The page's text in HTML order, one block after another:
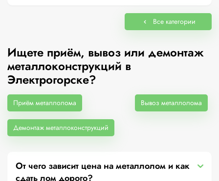
Все категории
Ищете приём, вывоз или демонтаж
металлоконструкций в
Электрогорске?
Приём металлолома Вывоз металлолома
Демонтаж металлоконструкций
От чего зависит цена на металлолом и как
сдать лом дорого?